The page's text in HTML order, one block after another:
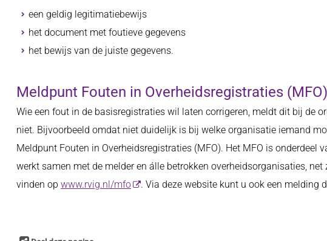
een geldig legitimatiebewijs
het document met foutieve gegevens
het bewijs van de juiste gegevens.
Meldpunt Fouten in Overheidsregistraties (MFO)
Wie een fout in de basisregistraties wil laten corrigeren, meldt dit bij de
niet. Bijvoorbeeld omdat niet duidelijk is bij welke organisatie iemand
Meldpunt Fouten in Overheidsregistraties (MFO). Het MFO is onderdeel
werkt samen met de melder en álle betrokken overheidsorganisaties,
vinden op www.rvig.nl/mfo . Via deze website kunt u ook een melding